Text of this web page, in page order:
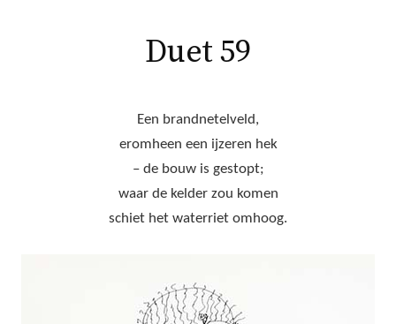
Duet 59
Een brandnetelveld,
eromheen een ijzeren hek
– de bouw is gestopt;
waar de kelder zou komen
schiet het waterriet omhoog.